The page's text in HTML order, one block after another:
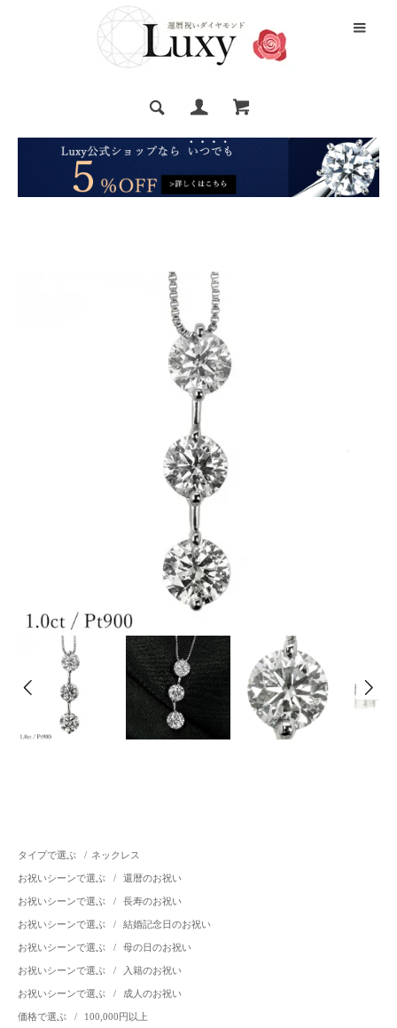
タイプで選ぶ / ネックレス
お祝いシーンで選ぶ / 還暦のお祝い
お祝いシーンで選ぶ / 長寿のお祝い
お祝いシーンで選ぶ / 結婚記念日のお祝い
お祝いシーンで選ぶ / 母の日のお祝い
お祝いシーンで選ぶ / 入籍のお祝い
お祝いシーンで選ぶ / 成人のお祝い
価格で選ぶ / 100,000円以上